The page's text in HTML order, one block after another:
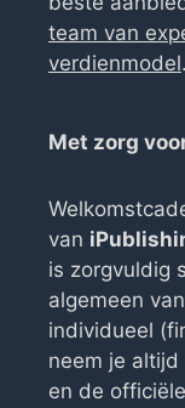
team van
verdienmodel.
Met zorg
van
is zorgvuldig
algemeen
individueel
neem je
en de